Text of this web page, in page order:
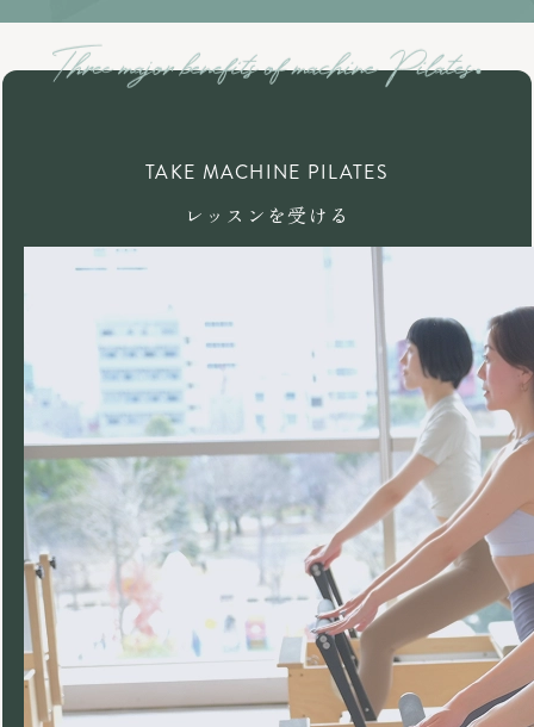
TAKE MACHINE PILATES
レッスンを受ける